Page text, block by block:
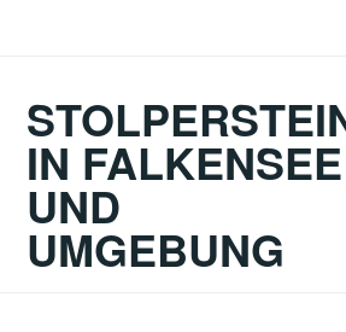
IN FALKENSEE
UND
UMGEBUNG